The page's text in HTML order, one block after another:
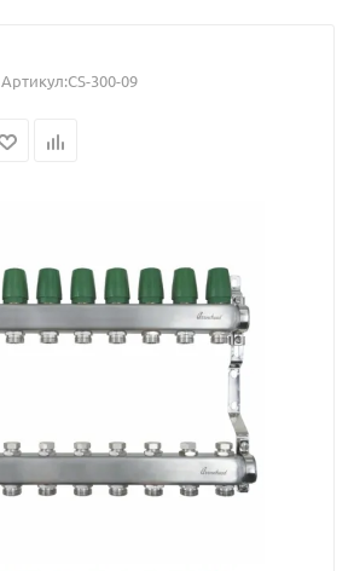
Артикул:CS-300-09